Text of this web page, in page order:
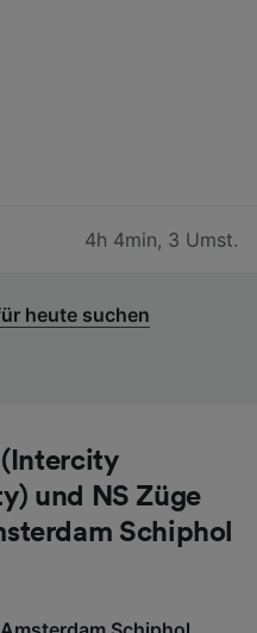
4h 4min, 3 Umst.
heute suchen
(Intercity
und NS Züge
Schiphol